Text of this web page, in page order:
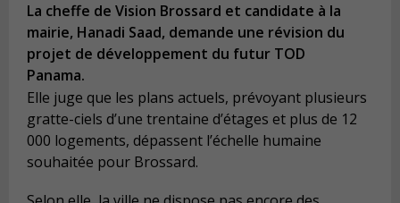
La cheffe de Vision Brossard et candidate à la
mairie, Hanadi Saad, demande une révision du
projet de développement du futur TOD
Panama.
Elle juge que les plans actuels, prévoyant plusieurs
gratte-ciels d’une trentaine d’étages et plus de 12
000 logements, dépassent l’échelle humaine
souhaitée pour Brossard.